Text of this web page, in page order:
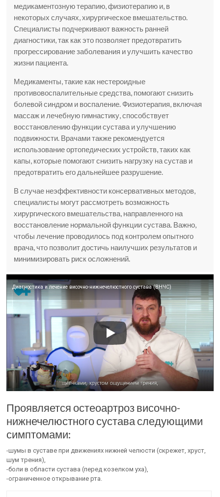
медикаментозную терапию, физиотерапию и, в
некоторых случаях, хирургическое вмешательство.
Специалисты подчеркивают важность ранней
диагностики, так как это позволяет предотвратить
прогрессирование заболевания и улучшить качество
жизни пациента.
Медикаменты, такие как нестероидные
противовоспалительные средства, помогают снизить
болевой синдром и воспаление. Физиотерапия, включая
массаж и лечебную гимнастику, способствует
восстановлению функции сустава и улучшению
подвижности. Врачами также рекомендуется
использование ортопедических устройств, таких как
капы, которые помогают снизить нагрузку на сустав и
предотвратить его дальнейшее разрушение.
В случае неэффективности консервативных методов,
специалисты могут рассмотреть возможность
хирургического вмешательства, направленного на
восстановление нормальной функции сустава. Важно,
чтобы лечение проводилось под контролем опытного
врача, что позволит достичь наилучших результатов и
минимизировать риск осложнений.
Диагностика и лечение височно-нижнечелюстного сустава (ВНЧС)
Проявляется остеоартроз височно-
нижнечелюстного сустава следующими
симптомами:
-шумы в суставе при движениях нижней челюсти (скрежет, хруст,
шум трения),
-боли в области сустава (перед козелком уха),
-ограниченное открывание рта.